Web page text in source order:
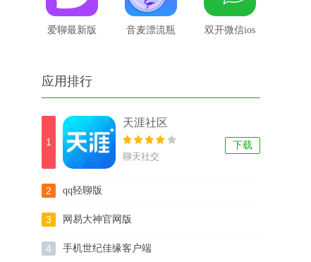
爱聊最新版 音麦漂流瓶 双开微信ios
应用排行
1
天涯社区
聊天社交
下载
2 qq轻聊版
3 网易大神官网版
4 手机世纪佳缘客户端